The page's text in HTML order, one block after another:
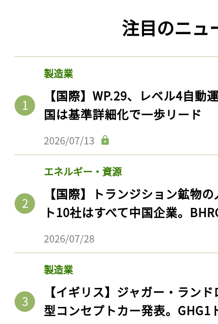
注目のニュ
製造業
【国際】WP.29、レベル4自動
国は基準詳細化で一歩リード
2026/07/13
エネルギー・資源
【国際】トランジション鉱物
ト10社はすべて中国企業。
2026/07/28
製造業
【イギリス】ジャガー・ラン
型コンセプトカー発表。GHG1